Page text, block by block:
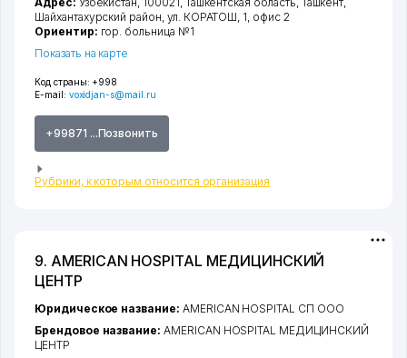
Код страны: +998
E-mail: voxidjan-s@mail.ru
+99871 ...Позвонить
Рубрики, к которым относится организация
Шайхантахурский район, ул. КОРАТОШ, 1, офис 2
Ориентир: гор. больница №1
Показать на карте
9. AMERICAN HOSPITAL МЕДИЦИНСКИЙ
ЦЕНТР
Юридическое название: AMERICAN HOSPITAL СП ООО
Брендовое название: AMERICAN HOSPITAL МЕДИЦИНСКИЙ
ЦЕНТР